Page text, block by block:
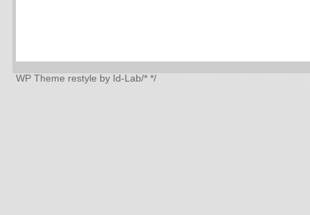
WP Theme restyle by Id-Lab/* */